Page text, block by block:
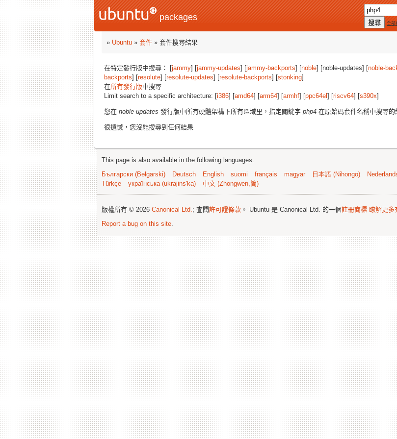
packages
全部
» Ubuntu » 套件 » 套件搜尋結果
在特定發行版中搜尋： [jammy] [jammy-updates] [jammy-backports] [noble] [noble-updates] [noble-
backports] [resolute] [resolute-updates] [resolute-backports] [stonking]
在所有發行版中搜尋
Limit search to a specific architecture: [i386] [amd64] [arm64] [armhf] [ppc64el ] [riscv64] [s390x]
您在 noble-updates 發行版中所有硬體架構下所有區域里，指定關鍵字 php4 在原始碼套件名稱中搜尋的
很遺憾，您沒能搜尋到任何結果
This page is also available in the following languages:
Български (Bəlgarski)
Deutsch English suomi français magyar 日本語 (Nihongo)
Türkçe
українська (ukrajins'ka) 中文 (Zhongwen,简)
版權所有 © 2026 Canonical Ltd.; 查閱許可證條款 。 Ubuntu 是 Canonical Ltd. 的一個註冊商標 瞭解更多
Report a bug on this site.